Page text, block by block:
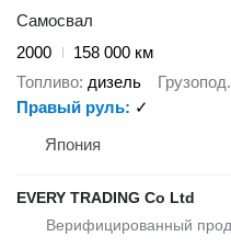
Самосвал
2000
158 000 км
Топливо дизель Грузопод.
Правый руль
✓
Япония
EVERY TRADING Co Ltd